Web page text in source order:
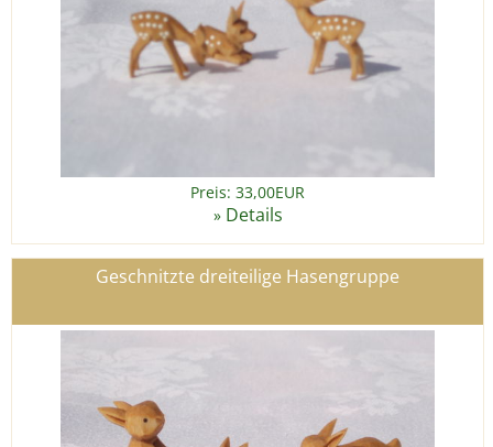
Preis: 33,00EUR
» Details
Geschnitzte dreiteilige Hasengruppe